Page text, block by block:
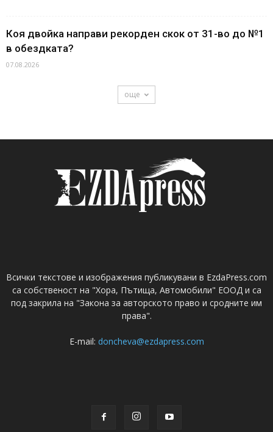
Коя двойка направи рекорден скок от 31-во до №1
в обездката?
07.08.2026
още
Всички текстове и изображения публикувани в EzdaPress.com
са собственост на "Хора, Пътища, Автомобили" ЕООД и са
под закрила на "Закона за авторското право и сродните им
права".
E-mail: doncheva@ezdapress.com